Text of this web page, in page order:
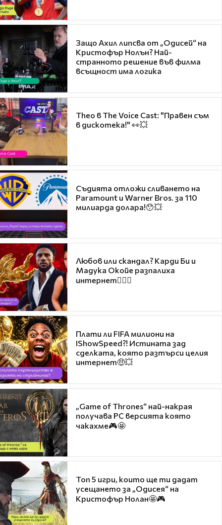
Защо Ахил липсва от „Одисей“ на
Кристофър Нолън? Най-
странното решение във филма
всъщност има логика
Theo в The Voice Cast: "Правен съм
в дискотека!" 👀💥
Съдията отложи сливането на
Paramount и Warner Bros. за 110
милиарда долара!😯💥
Любов или скандал? Карди Би и
Мадука Окойе разпалиха
интернет❤️‍🔥🔥
Плати ли FIFA милиони на
IShowSpeed?! Истината зад
сделката, която разтърси целия
интернет🤑💥
„Game of Thrones“ най-накрая
получава PC версията която
чакахме🎮🤩
Топ 5 игри, които ще ти дадат
усещането за „Одисея“ на
Кристофър Нолан🤩🎮